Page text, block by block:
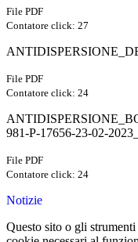
File PDF
Contatore click: 27
File PDF
Contatore click: 24
981-P-17656-23-02-
File PDF
Contatore click: 24
Notizie
Questo sito o gli